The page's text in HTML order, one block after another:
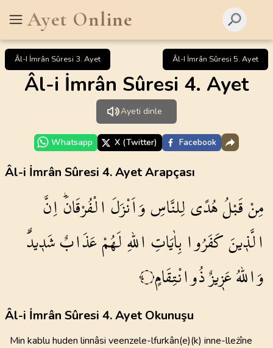
Ayet Online
Âl-I İmrân Sûresi 3. Ayet Âl-I İmrân Sûresi 5. Ayet
Âl-i İmrân Sûresi 4. Ayet
Ayeti dinle
Whatsapp X (Twitter) Facebook
Âl-i İmrân Sûresi 4. Ayet Arapçası
مِنْقَبْلُهُدًىلِلنَّاسِوَاَنْزَلَالْفُرْقَانَۜاِنَّ
الَّذ۪ينَكَفَرُوابِاٰيَاتِاللّٰهِلَهُمْعَذَابٌشَد۪يدٌۜ
وَاللّٰهُعَز۪يزٌذُوانْتِقَامٍ ٤
Âl-i İmrân Sûresi 4. Ayet Okunuşu
Min kablu huden linnâsi veenzele-lfurkân(e)(k) inne-lleżîne